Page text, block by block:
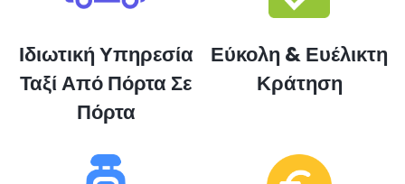
Ιδιωτική Υπηρεσία
Ταξί Από Πόρτα Σε
Πόρτα
Εύκολη & Ευέλικτη
Κράτηση